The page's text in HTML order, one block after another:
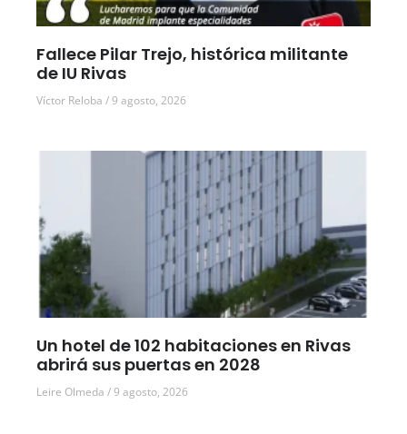
Fallece Pilar Trejo, histórica militante
de IU Rivas
Víctor Reloba 9 agosto, 2026
Un hotel de 102 habitaciones en Rivas
abrirá sus puertas en 2028
Leire Olmeda 9 agosto, 2026